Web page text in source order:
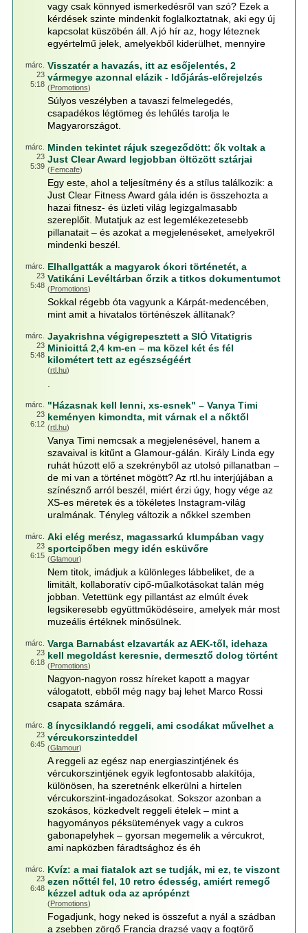
vagy csak könnyed ismerkedésről van szó? Ezek a
kérdések szinte mindenkit foglalkoztatnak, aki egy új
kapcsolat küszöbén áll. A jó hír az, hogy léteznek
egyértelmű jelek, amelyekből kiderülhet, mennyire
márc.
23
5:18
Visszatér a havazás, itt az esőjelentés, 2
vármegye azonnal elázik - Időjárás-előrejelzés
(Promotions)
Súlyos veszélyben a tavaszi felmelegedés,
csapadékos légtömeg és lehűlés tarolja le
Magyarországot.
márc.
23
5:39
Minden tekintet rájuk szegeződött: ők voltak a
Just Clear Award legjobban öltözött sztárjai
(Femcafe)
Egy este, ahol a teljesítmény és a stílus találkozik: a
Just Clear Fitness Award gála idén is összehozta a
hazai fitnesz- és üzleti világ legizgalmasabb
szereplőit. Mutatjuk az est legemlékezetesebb
pillanatait – és azokat a megjelenéseket, amelyekről
mindenki beszél.
márc.
23
5:48
Elhallgatták a magyarok ókori történetét, a
Vatikáni Levéltárban őrzik a titkos dokumentumot
(Promotions)
Sokkal régebb óta vagyunk a Kárpát-medencében,
mint amit a hivatalos történészek állítanak?
márc.
23
5:48
Jayakrishna végigrepesztett a SIÓ Vitatigris
Minicittá 2,4 km-en – ma közel két és fél
kilométert tett az egészségéért
(rtl.hu)
márc.
23
6:12
"Házasnak kell lenni, xs-esnek" – Vanya Timi
keményen kimondta, mit várnak el a nőktől
(rtl.hu)
Vanya Timi nemcsak a megjelenésével, hanem a
szavaival is kitűnt a Glamour-gálán. Király Linda egy
ruhát húzott elő a szekrényből az utolsó pillanatban –
de mi van a történet mögött? Az rtl.hu interjújában a
színésznő arról beszél, miért érzi úgy, hogy vége az
XS-es méretek és a tökéletes Instagram-világ
uralmának. Tényleg változik a nőkkel szemben
márc.
23
6:15
Aki elég merész, magassarkú klumpában vagy
sportcipőben megy idén esküvőre
(Glamour)
Nem titok, imádjuk a különleges lábbeliket, de a
limitált, kollaboratív cipő-műalkotásokat talán még
jobban. Vetettünk egy pillantást az elmúlt évek
legsikeresebb együttműködéseire, amelyek már most
muzeális értéknek minősülnek.
márc.
23
6:18
Varga Barnabást elzavarták az AEK-től, idehaza
kell megoldást keresnie, dermesztő dolog történt
(Promotions)
Nagyon-nagyon rossz híreket kapott a magyar
válogatott, ebből még nagy baj lehet Marco Rossi
csapata számára.
márc.
23
6:45
8 ínycsiklandó reggeli, ami csodákat művelhet a
vércukorszinteddel
(Glamour)
A reggeli az egész nap energiaszintjének és
vércukorszintjének egyik legfontosabb alakítója,
különösen, ha szeretnénk elkerülni a hirtelen
vércukorszint-ingadozásokat. Sokszor azonban a
szokásos, közkedvelt reggeli ételek – mint a
hagyományos péksütemények vagy a cukros
gabonapelyhek – gyorsan megemelik a vércukrot,
ami napközben fáradtsághoz és éh
márc.
23
6:48
Kvíz: a mai fiatalok azt se tudják, mi ez, te viszont
ezen nőttél fel, 10 retro édesség, amiért remegő
kézzel adtuk oda az aprópénzt
(Promotions)
Fogadjunk, hogy neked is összefut a nyál a szádban
a zsebben zörgő Francia drazsé vagy a fogtörő